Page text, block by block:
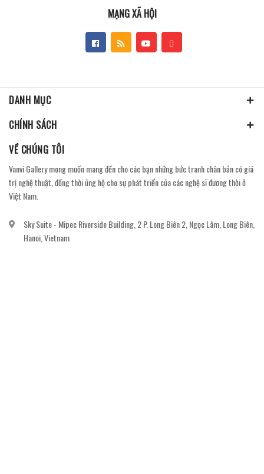
MẠNG XÃ HỘI
DANH MỤC
CHÍNH SÁCH
VỀ CHÚNG TÔI
Vanvi Gallery mong muốn mang đến cho các bạn những bức tranh chân bản có giá
trị nghệ thuật, đồng thời ủng hộ cho sự phát triển của các nghệ sĩ đương thời ở
Việt Nam.
Sky Suite - Mipec Riverside Building, 2 P. Long Biên 2, Ngọc Lâm, Long Biên,
Hanoi, Vietnam